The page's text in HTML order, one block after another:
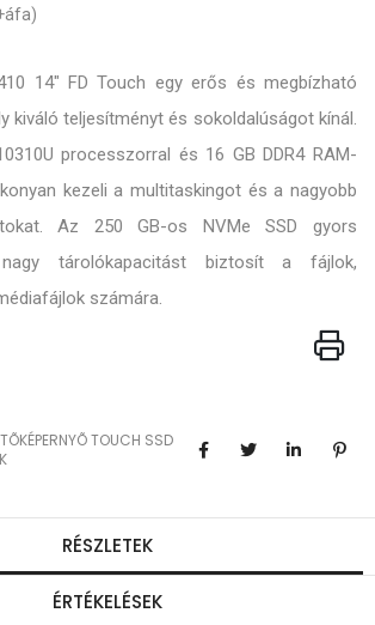
14" FD Touch egy erős és megbízható
kiváló teljesítményt és sokoldalúságot kínál.
processzorral és 16 GB DDR4 RAM-
kezeli a multitaskingot és a nagyobb
Az 250 GB-os NVMe SSD gyors
tárolókapacitást biztosít a fájlok,
számára.
TOUCH SSD
RÉSZLETEK
ÉRTÉKELÉSEK